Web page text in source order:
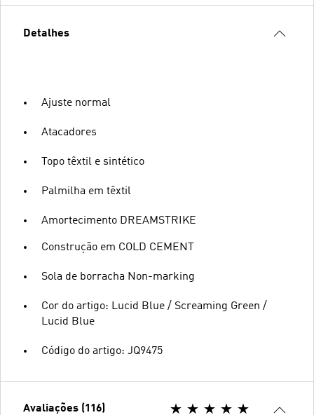
Detalhes
Ajuste normal
Atacadores
Topo têxtil e sintético
Palmilha em têxtil
Amortecimento DREAMSTRIKE
Construção em COLD CEMENT
Sola de borracha Non-marking
Cor do artigo: Lucid Blue / Screaming Green /
Lucid Blue
Código do artigo: JQ9475
Avaliações (116)